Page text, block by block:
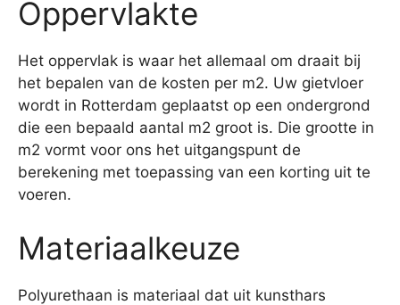
Oppervlakte
Het oppervlak is waar het allemaal om draait bij
het bepalen van de kosten per m2. Uw gietvloer
wordt in Rotterdam geplaatst op een ondergrond
die een bepaald aantal m2 groot is. Die grootte in
m2 vormt voor ons het uitgangspunt de
berekening met toepassing van een korting uit te
voeren.
Materiaalkeuze
Polyurethaan is materiaal dat uit kunsthars